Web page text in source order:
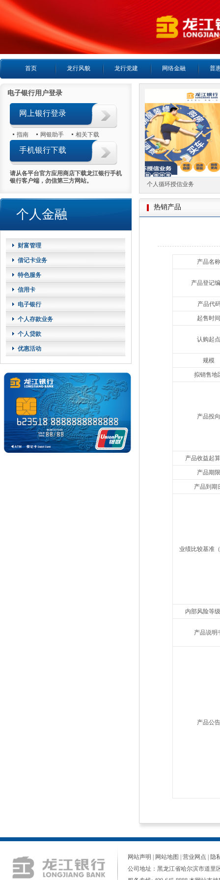
首页 龙行风貌 龙行党建 网络金融 普
电子银行用户登录
网上银行登录
指南 网银助手 相关下载
手机银行下载
请从各平台官方应用商店下载龙江银行手机
银行客户端，勿信第三方网站。
个人金融
财富管理
借记卡业务
特色服务
信用卡
电子银行
个人存款业务
个人贷款
优惠活动
个人房产抵押贷款 个人循环授信业务
热销产品
产品名称
产品登记
产品代
起售时间
认购起点
规模
拟销售地
产品投向
产品收益起
产品期限
产品到期
业绩比较基准
内部风险等
产品说明
产品公告
网站声明 网站地图 营业网点
隐
公司地址：黑龙江省哈尔滨市道里